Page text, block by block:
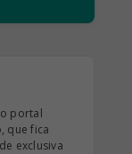
portal
que fica
exclusiva